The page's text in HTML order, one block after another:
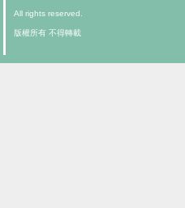
All rights reserved.
版權所有 不得轉載